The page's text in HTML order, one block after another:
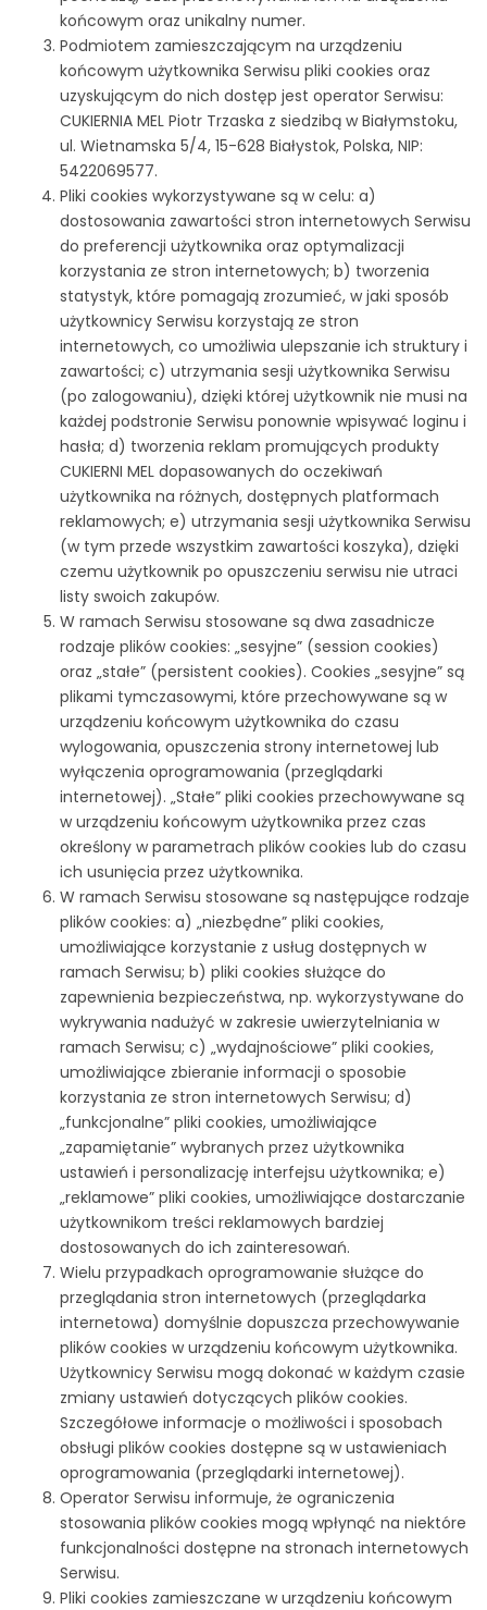
końcowym oraz unikalny numer.
Podmiotem zamieszczającym na urządzeniu
końcowym użytkownika Serwisu pliki cookies oraz
uzyskującym do nich dostęp jest operator Serwisu:
CUKIERNIA MEL Piotr Trzaska z siedzibą w Białymstoku,
ul. Wietnamska 5/4, 15-628 Białystok, Polska, NIP:
5422069577.
Pliki cookies wykorzystywane są w celu: a)
dostosowania zawartości stron internetowych Serwisu
do preferencji użytkownika oraz optymalizacji
korzystania ze stron internetowych; b) tworzenia
statystyk, które pomagają zrozumieć, w jaki sposób
użytkownicy Serwisu korzystają ze stron
internetowych, co umożliwia ulepszanie ich struktury i
zawartości; c) utrzymania sesji użytkownika Serwisu
(po zalogowaniu), dzięki której użytkownik nie musi na
każdej podstronie Serwisu ponownie wpisywać loginu i
hasła; d) tworzenia reklam promujących produkty
CUKIERNI MEL dopasowanych do oczekiwań
użytkownika na różnych, dostępnych platformach
reklamowych; e) utrzymania sesji użytkownika Serwisu
(w tym przede wszystkim zawartości koszyka), dzięki
czemu użytkownik po opuszczeniu serwisu nie utraci
listy swoich zakupów.
W ramach Serwisu stosowane są dwa zasadnicze
rodzaje plików cookies: „sesyjne” (session cookies)
oraz „stałe” (persistent cookies). Cookies „sesyjne” są
plikami tymczasowymi, które przechowywane są w
urządzeniu końcowym użytkownika do czasu
wylogowania, opuszczenia strony internetowej lub
wyłączenia oprogramowania (przeglądarki
internetowej). „Stałe” pliki cookies przechowywane są
w urządzeniu końcowym użytkownika przez czas
określony w parametrach plików cookies lub do czasu
ich usunięcia przez użytkownika.
W ramach Serwisu stosowane są następujące rodzaje
plików cookies: a) „niezbędne” pliki cookies,
umożliwiające korzystanie z usług dostępnych w
ramach Serwisu; b) pliki cookies służące do
zapewnienia bezpieczeństwa, np. wykorzystywane do
wykrywania nadużyć w zakresie uwierzytelniania w
ramach Serwisu; c) „wydajnościowe” pliki cookies,
umożliwiające zbieranie informacji o sposobie
korzystania ze stron internetowych Serwisu; d)
„funkcjonalne” pliki cookies, umożliwiające
„zapamiętanie” wybranych przez użytkownika
ustawień i personalizację interfejsu użytkownika; e)
„reklamowe” pliki cookies, umożliwiające dostarczanie
użytkownikom treści reklamowych bardziej
dostosowanych do ich zainteresowań.
Wielu przypadkach oprogramowanie służące do
przeglądania stron internetowych (przeglądarka
internetowa) domyślnie dopuszcza przechowywanie
plików cookies w urządzeniu końcowym użytkownika.
Użytkownicy Serwisu mogą dokonać w każdym czasie
zmiany ustawień dotyczących plików cookies.
Szczegółowe informacje o możliwości i sposobach
obsługi plików cookies dostępne są w ustawieniach
oprogramowania (przeglądarki internetowej).
Operator Serwisu informuje, że ograniczenia
stosowania plików cookies mogą wpłynąć na niektóre
funkcjonalności dostępne na stronach internetowych
Serwisu.
Pliki cookies zamieszczane w urządzeniu końcowym